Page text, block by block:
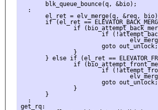
       blk_queue_bounce(q, &bio);
  :
el_ret = elv_merge(q, &req,
if (el_ret ==
if
if
                       goto out_unlock;
               }
} else if (el_ret ==
if
if
                       goto out_unlock;
               }
       }
  :
get_rq: